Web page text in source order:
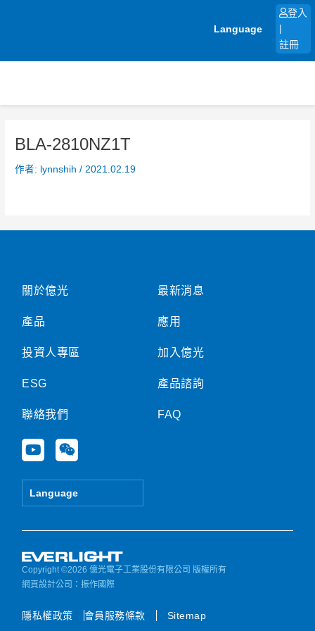
Language
登入
註冊
BLA-2810NZ1T
作者: lynnshih/ 2021.02.19
關於億光
產品
投資人專區
ESG
聯絡我們
Y
o
u
e
W
e
i
Language
最新消息
應用
加入億光
產品諮詢
FAQ
Copyright ©2026 億光電子工業股份有限公司 版權所有
網頁設計公司 ：振作國際
隱私權政策 會員服務條款 Sitemap